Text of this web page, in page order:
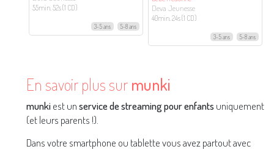
55min. 52s (1 CD)
3-5 ans 5-8 ans
Deva Jeunesse
40min. 24s (1 CD)
3-5 ans 5-8 ans
En savoir plus sur munki
munkiest unservice de streaming pour enfants uniquement
(et leurs parents !).
Dans votre smartphone ou tablette vous avez partout avec